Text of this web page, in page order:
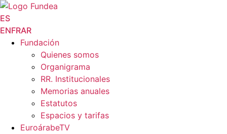
ES
ENFRAR
Fundación
Quienes somos
Organigrama
RR. Institucionales
Memorias anuales
Estatutos
Espacios y tarifas
EuroárabeTV